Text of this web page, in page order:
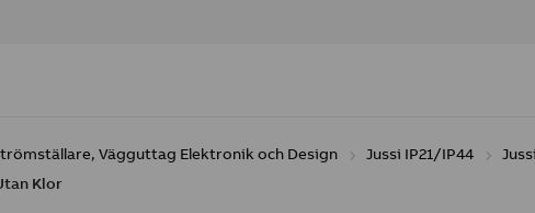
Vägguttag Elektronik och Design Jussi IP21/IP44
Klor